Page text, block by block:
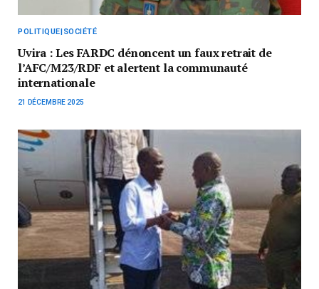
POLITIQUE|SOCIÉTÉ
Uvira : Les FARDC dénoncent un faux retrait de
l’AFC/M23/RDF et alertent la communauté
internationale
21 DÉCEMBRE 2025